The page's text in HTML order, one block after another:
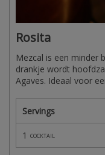
Rosita
Mezcal is een minder
drankje wordt
Agaves. Ideaal voor
Servings
1 cocktail